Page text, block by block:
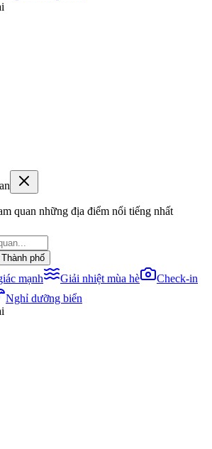
quan những địa điểm nổi tiếng nhất
phố
mạnh Giải nhiệt mùa hè
Check-in
Nghỉ dưỡng biển